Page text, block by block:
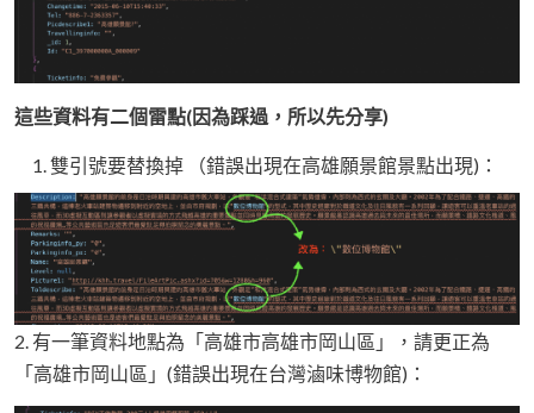
這些資料有二個雷點(因為踩過，所以先分享)
雙引號要替換掉 （錯誤出現在高雄願景館景點出現)：
2. 有一筆資料地點為「高雄市高雄市岡山區」，請更正為
「高雄市岡山區」(錯誤出現在台灣滷味博物館)：